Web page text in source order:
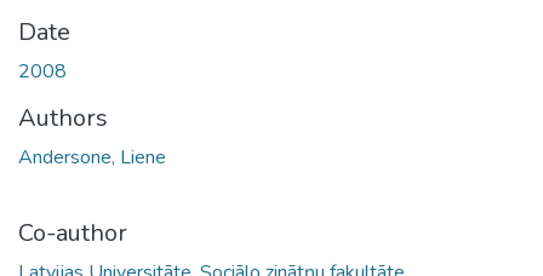
Date
2008
Authors
Andersone, Liene
Co-author